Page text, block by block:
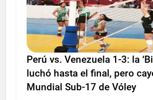
Perú vs. Venezuela 1-3: la
luchó hasta el final, pero
Mundial Sub-17 de Vóley